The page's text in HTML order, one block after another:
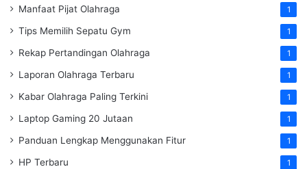
Manfaat Pijat Olahraga 1
Tips Memilih Sepatu Gym 1
Rekap Pertandingan Olahraga 1
Laporan Olahraga Terbaru 1
Kabar Olahraga Paling Terkini 1
Laptop Gaming 20 Jutaan 1
Panduan Lengkap Menggunakan Fitur 1
HP Terbaru 1